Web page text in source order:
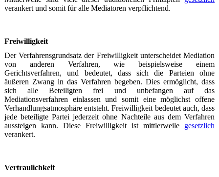
verankert und somit für alle Mediatoren verpflichtend.
Freiwilligkeit
Der Verfahrensgrundsatz der Freiwilligkeit unterscheidet Mediation
von anderen Verfahren, wie beispielsweise einem
Gerichtsverfahren, und bedeutet, dass sich die Parteien ohne
äußeren Zwang in das Verfahren begeben. Dies ermöglicht, dass
sich alle Beteiligten frei und unbefangen auf das
Mediationsverfahren einlassen und somit eine möglichst offene
Verhandlungsatmosphäre entsteht. Freiwilligkeit bedeutet auch, dass
jede beteiligte Partei jederzeit ohne Nachteile aus dem Verfahren
aussteigen kann. Diese Freiwilligkeit ist mittlerweile gesetzlich
verankert.
Vertraulichkeit